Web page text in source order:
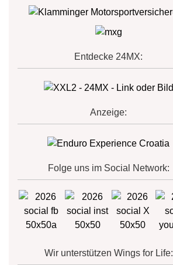
Entdecke 24MX:
Anzeige:
Folge uns im Social Network:
Wir unterstützen Wings for Life: